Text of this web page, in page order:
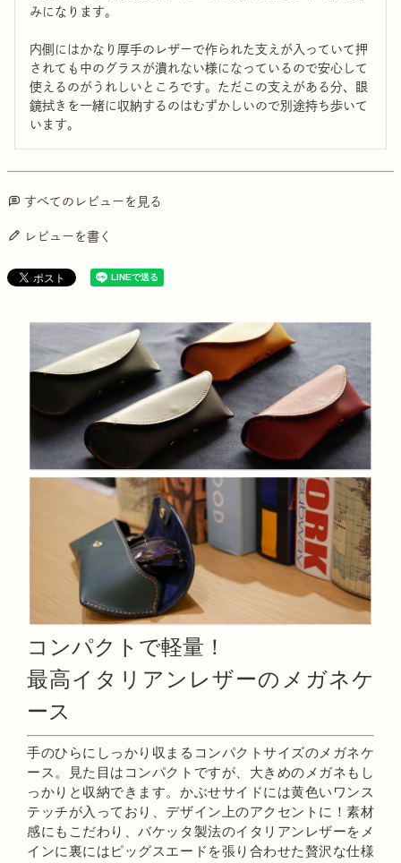
みになります。
内側にはかなり厚手のレザーで作られた支えが入っていて押
されても中のグラスが潰れない様になっているので安心して
使えるのがうれしいところです。ただこの支えがある分、眼
鏡拭きを一緒に収納するのはむずかしいので別途持ち歩いて
います。
すべてのレビューを見る
レビューを書く
コンパクトで軽量！
最高イタリアンレザーのメガネケ
ース
手のひらにしっかり収まるコンパクトサイズのメガネケ
ース。見た目はコンパクトですが、大きめのメガネもし
っかりと収納できます。かぶせサイドには黄色いワンス
テッチが入っており、デザイン上のアクセントに！素材
感にもこだわり、バケッタ製法のイタリアンレザーをメ
インに裏にはピッグスエードを張り合わせた贅沢な仕様